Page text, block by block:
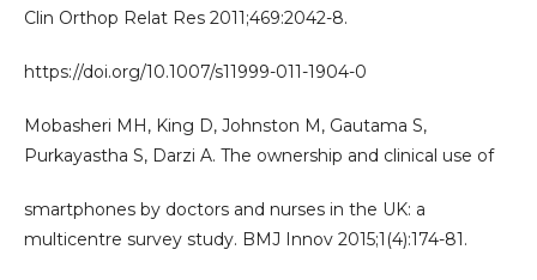
Clin Orthop Relat Res 2011;469:2042-8.
https://doi.org/10.1007/s11999-011-1904-0
Mobasheri MH, King D, Johnston M, Gautama S,
Purkayastha S, Darzi A. The ownership and clinical use of
smartphones by doctors and nurses in the UK: a
multicentre survey study. BMJ Innov 2015;1(4):174-81.